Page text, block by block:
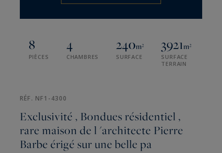
8
PIÈCES
4
CHAMBRES
240m²
SURFACE
3921m²
SURFACE
TERRAIN
RÉF. NF1-4300
Exclusivité , Bondues résidentiel ,
rare maison de l 'architecte Pierre
Barbe érigé sur une belle pa